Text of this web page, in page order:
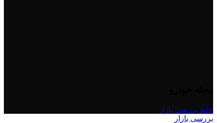
خانه بررسی بازار
بررسی بازار